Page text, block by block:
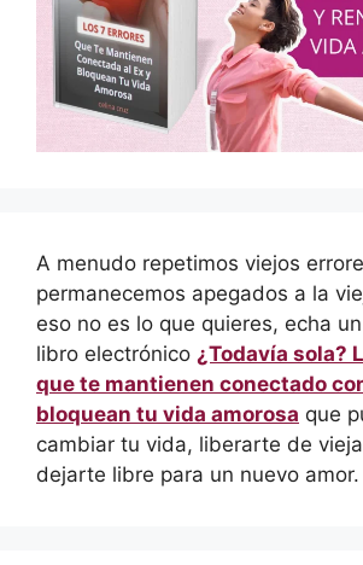
A menudo repetimos viejos
permanecemos apegados a la
eso no es lo que quieres, echa
libro electrónico ¿Todavía sola?
que te mantienen conectado
bloquean tu vida amorosa que
cambiar tu vida, liberarte de
dejarte libre para un nuevo amor.